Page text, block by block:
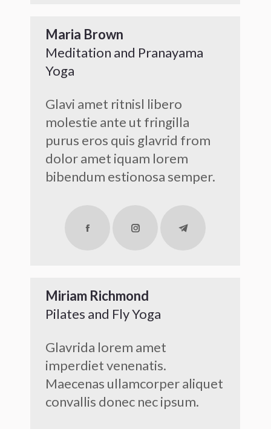
Maria Brown
Meditation and Pranayama
Yoga
Glavi amet ritnisl libero
molestie ante ut fringilla
purus eros quis glavrid from
dolor amet iquam lorem
bibendum estionosa semper.
FacebookInstagramTelegram
Miriam Richmond
Pilates and Fly Yoga
Glavrida lorem amet
imperdiet venenatis.
Maecenas ullamcorper aliquet
convallis donec nec ipsum.